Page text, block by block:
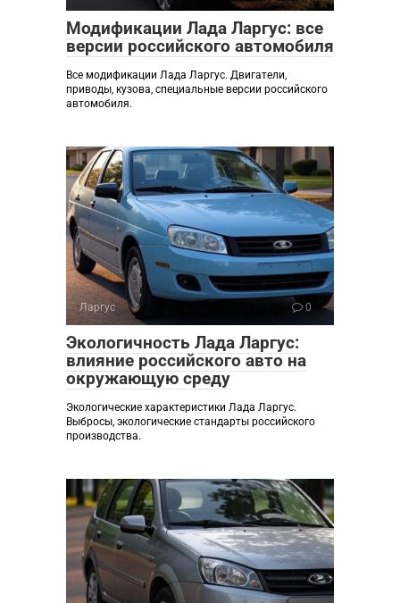
Модификации Лада Ларгус: все
версии российского автомобиля
Все модификации Лада Ларгус. Двигатели,
приводы, кузова, специальные версии российского
автомобиля.
Ларгус 0
Экологичность Лада Ларгус:
влияние российского авто на
окружающую среду
Экологические характеристики Лада Ларгус.
Выбросы, экологические стандарты российского
производства.